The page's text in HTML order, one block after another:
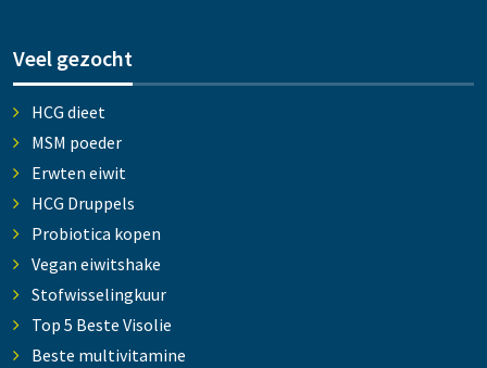
Veel gezocht
HCG dieet
MSM poeder
Erwten eiwit
HCG Druppels
Probiotica kopen
Vegan eiwitshake
Stofwisselingkuur
Top 5 Beste Visolie
Beste multivitamine